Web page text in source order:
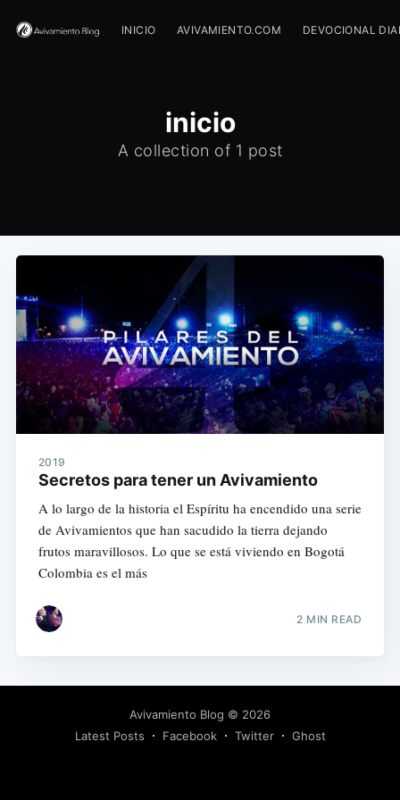
INICIO AVIVAMIENTO.COM DEVOCIONAL
inicio
A collection of 1 post
2019
Secretos para tener un Avivamiento
A lo largo de la historia el Espíritu ha encendido una serie
de Avivamientos que han sacudido la tierra dejando
frutos maravillosos. Lo que se está viviendo en Bogotá
Colombia es el más
2 MIN READ
Avivamiento Blog © 2026
Latest Posts
Facebook Twitter Ghost